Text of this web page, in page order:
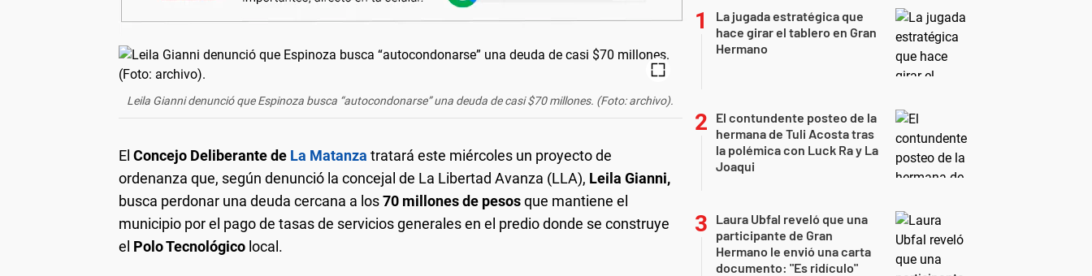
Leila Gianni denunció que Espinoza busca “autocondonarse” una deuda de casi $70 millones. (Foto: archivo).
El Concejo Deliberante de La Matanza tratará este miércoles un proyecto de
ordenanza que, según denunció la concejal de La Libertad Avanza (LLA), Leila Gianni,
busca perdonar una deuda cercana a los70 millones de pesosque mantiene el
municipio por el pago de tasas de servicios generales en el predio donde se construye
el Polo Tecnológico local.
La jugada estratégica que
hace girar el tablero en Gran
Hermano
El contundente posteo de la
hermana de Tuli Acosta tras
la polémica con Luck Ra y La
Joaqui
Laura Ubfal reveló que una
participante de Gran
Hermano le envió una carta
documento: "Es ridículo"